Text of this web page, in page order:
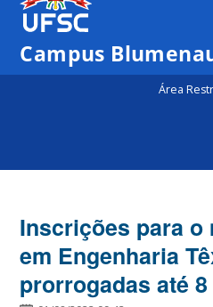
Campus
Área
Inscrições para o
em Engenharia
prorrogadas até